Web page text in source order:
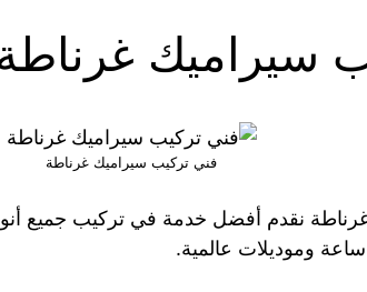
سيراميك
فني تركيب سيراميك غرناطة
نقدم أفضل خدمة في تركيب جميع